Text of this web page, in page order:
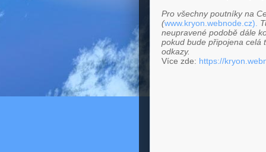
Pro všechny poutníky na
(www.kryon.webnode.cz).
neupravené podobě dále
pokud bude připojena celá
odkazy.
Více zde: https://